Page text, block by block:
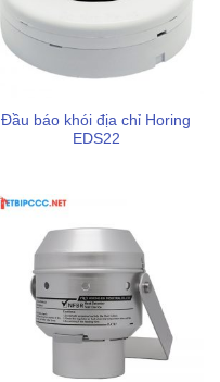
Đầu báo khói địa chỉ Horing
EDS22